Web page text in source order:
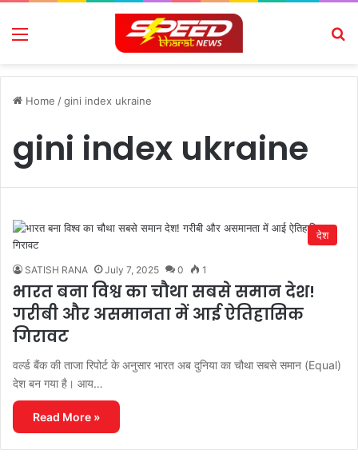
Menu
Home /gini index ukraine
gini index ukraine
देश
SATISH RANA July 7, 2025 0 1
भारत बना विश्व का चौथा सबसे समान देश!
गरीबी और असमानता में आई ऐतिहासिक
गिरावट
वर्ल्ड बैंक की ताजा रिपोर्ट के अनुसार भारत अब दुनिया का चौथा सबसे समान (Equal)
देश बन गया है। आय…
Read More »